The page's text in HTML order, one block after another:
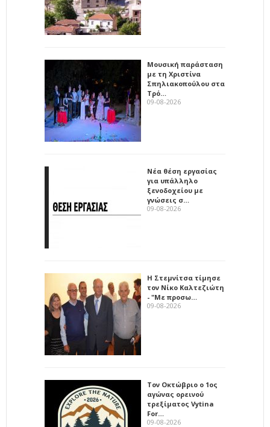
Μουσική παράσταση
με τη Χριστίνα
Σπηλιακοπούλου στα
Τρό…
09-08-2026
Νέα θέση εργασίας
για υπάλληλο
ξενοδοχείου με
γνώσεις σ…
09-08-2026
Η Στεμνίτσα τίμησε
τον Νίκο Καλτεζιώτη
- "Με προσω…
09-08-2026
Τον Οκτώβριο ο 1ος
αγώνας ορεινού
τρεξίματος Vytina
For…
09-08-2026